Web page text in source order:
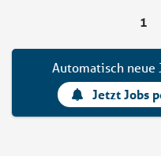
1
Automatisch neue
Jetzt Jobs